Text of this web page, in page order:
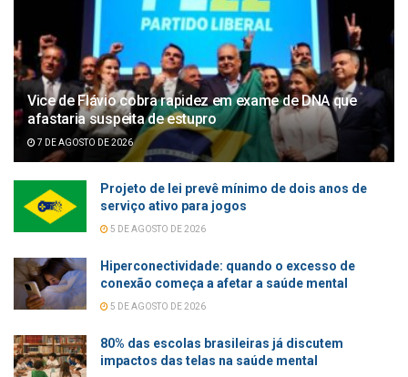
Vice de Flávio cobra rapidez em exame de DNA que
afastaria suspeita de estupro
7 DE AGOSTO DE 2026
Projeto de lei prevê mínimo de dois anos de
serviço ativo para jogos
5 DE AGOSTO DE 2026
Hiperconectividade: quando o excesso de
conexão começa a afetar a saúde mental
5 DE AGOSTO DE 2026
80% das escolas brasileiras já discutem
impactos das telas na saúde mental